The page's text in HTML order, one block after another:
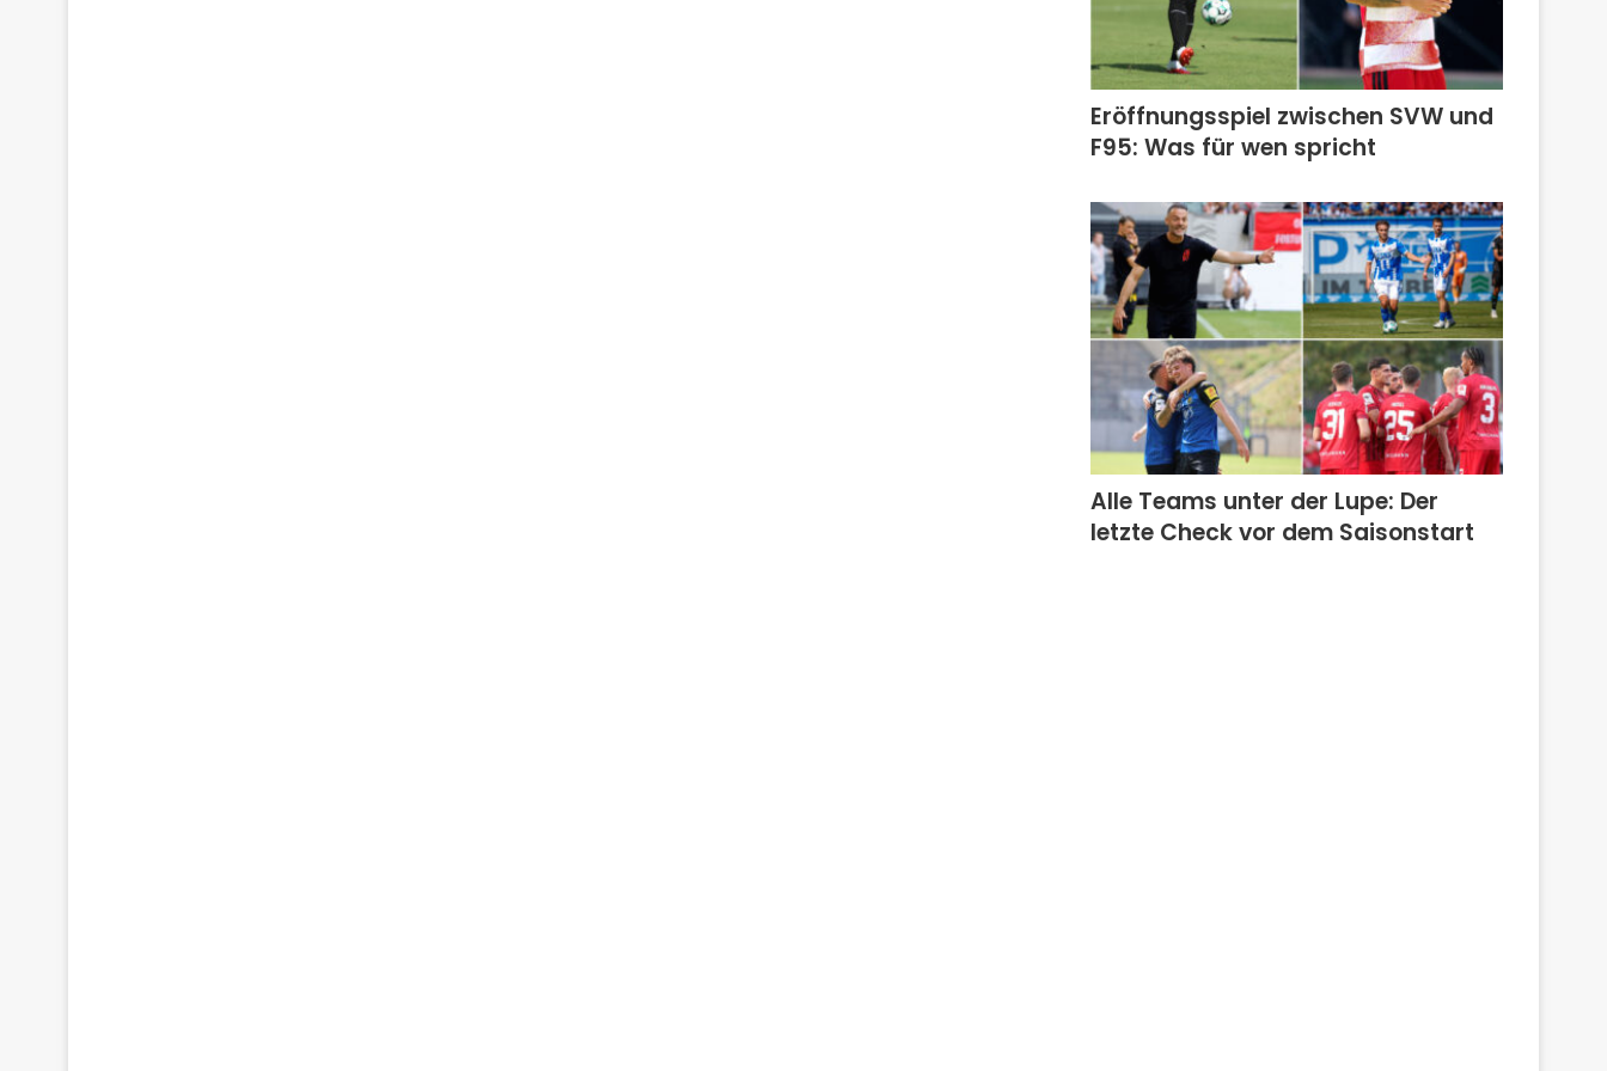
Eröffnungsspiel zwischen SVW und
F95: Was für wen spricht
Alle Teams unter der Lupe: Der
letzte Check vor dem Saisonstart